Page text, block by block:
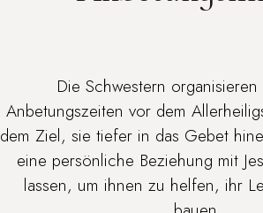
Die Schwestern
Anbetungszeiten vor dem
dem Ziel, sie tiefer in das Gebet
eine persönliche Beziehung mit
lassen, um ihnen zu helfen, ihr